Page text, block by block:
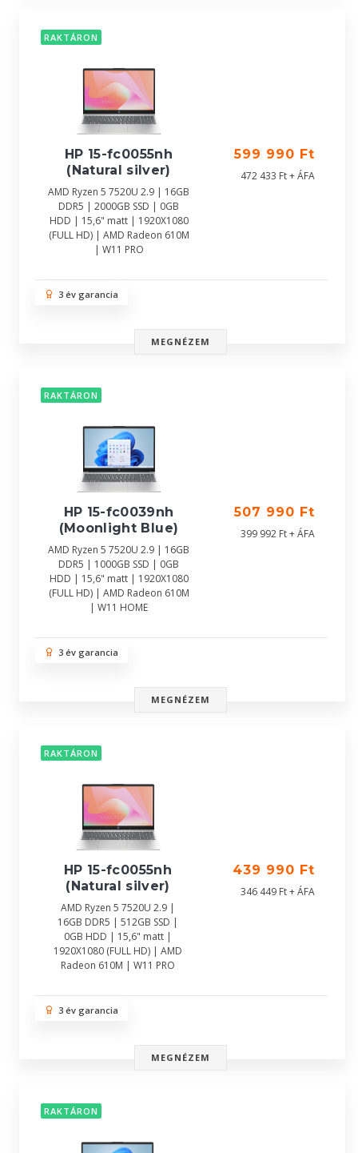
RAKTÁRON
HP 15-fc0055nh
(Natural silver)
AMD Ryzen 5 7520U 2.9 | 16GB
DDR5 | 2000GB SSD | 0GB
HDD | 15,6" matt | 1920X1080
(FULL HD) | AMD Radeon 610M
| W11 PRO
599 990 Ft
472 433 Ft + ÁFA
3 év garancia
MEGNÉZEM
RAKTÁRON
HP 15-fc0039nh
(Moonlight Blue)
AMD Ryzen 5 7520U 2.9 | 16GB
DDR5 | 1000GB SSD | 0GB
HDD | 15,6" matt | 1920X1080
(FULL HD) | AMD Radeon 610M
| W11 HOME
507 990 Ft
399 992 Ft + ÁFA
3 év garancia
MEGNÉZEM
RAKTÁRON
HP 15-fc0055nh
(Natural silver)
AMD Ryzen 5 7520U 2.9 |
16GB DDR5 | 512GB SSD |
0GB HDD | 15,6" matt |
1920X1080 (FULL HD) | AMD
Radeon 610M | W11 PRO
439 990 Ft
346 449 Ft + ÁFA
3 év garancia
MEGNÉZEM
RAKTÁRON